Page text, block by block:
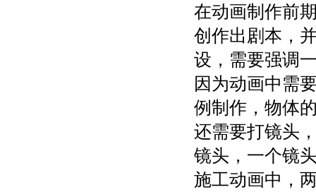
在动画制作前
创作出剧本，
设，需要强调
因为动画中需
例制作，物体
还需要打镜头
镜头，一个镜
施工动画中，